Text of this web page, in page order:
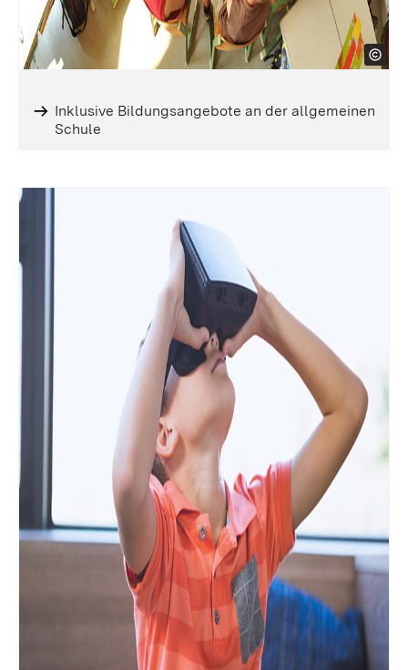
Inklusive Bildungsangebote an der allgemeinen
Schule